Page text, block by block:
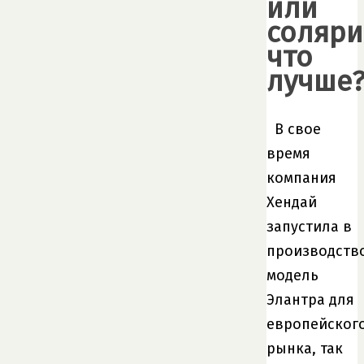
или
что
В свое
время
компания
Хендай
запустила в
модель
Элантра для
рынка, так